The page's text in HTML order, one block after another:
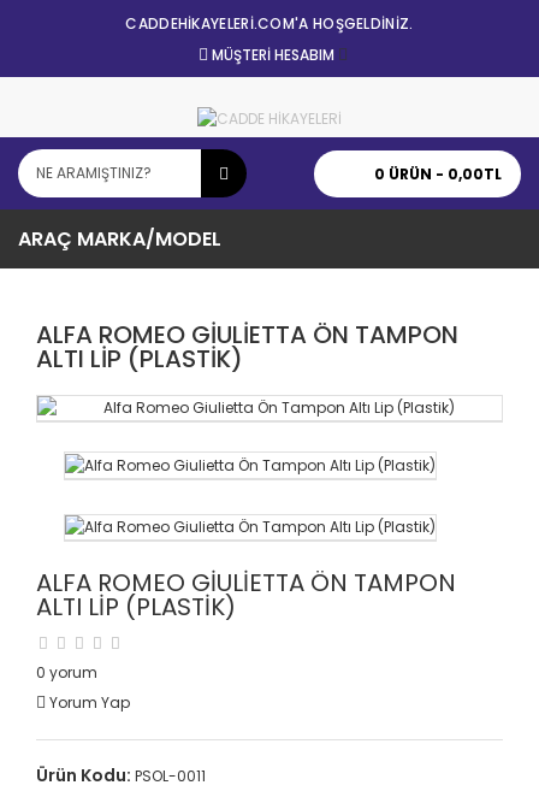
CADDEHİKAYELERİ.COM'A HOŞGELDİNİZ.
MÜŞTERI HESABIM
0 ÜRÜN - 0,00TL
ARAÇ MARKA/MODEL
ALFA ROMEO GIULIETTA ÖN TAMPON
ALTI LIP (PLASTIK)
ALFA ROMEO GIULIETTA ÖN TAMPON
ALTI LIP (PLASTIK)
0 yorum
Yorum Yap
Ürün Kodu: PSOL-0011